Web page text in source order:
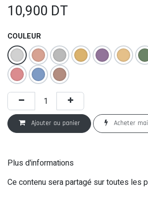
10,900 DT
COULEUR
Ajouter au panier Acheter
Plus d'informations
Ce contenu sera partagé sur toutes les